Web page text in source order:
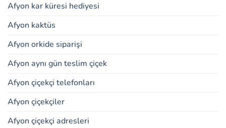
Afyon kar küresi hediyesi
Afyon kaktüs
Afyon orkide siparişi
Afyon aynı gün teslim çiçek
Afyon çiçekçi telefonları
Afyon çiçekçiler
Afyon çiçekçi adresleri